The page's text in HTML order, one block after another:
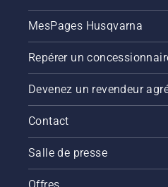
MesPages Husqvarna
Repérer un
Devenez un revendeur
Contact
Salle de presse
Offres